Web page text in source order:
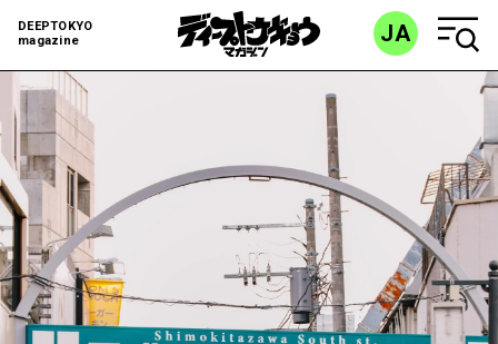
DEEPTOKYO
magazine
JA